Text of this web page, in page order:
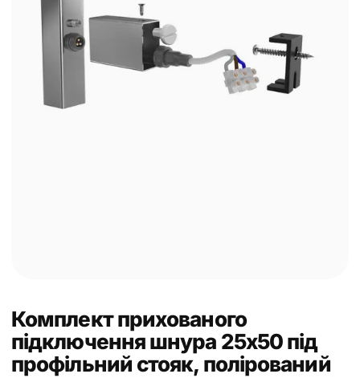
Комплект прихованого
підключення шнура 25x50 під
профільний стояк, полірований